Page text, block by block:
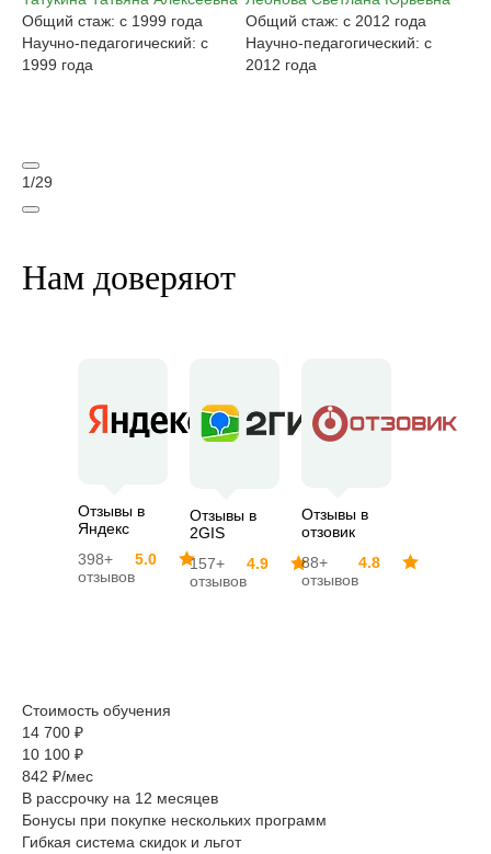
Общий стаж: с 1999 года
Научно-педагогический: с
1999 года
Общий стаж: с 2012 года
Научно-педагогический: с
2012 года
1/29
Нам доверяют
Отзывы в
Яндекс
398+
отзывов
5.0
Отзывы в
2GIS
157+
отзывов
4.9
Отзывы в
отзовик
88+
отзывов
4.8
Стоимость обучения
14 700 ₽
10 100 ₽
842 ₽/мес
В рассрочку на 12 месяцев
Бонусы при покупке нескольких программ
Гибкая система скидок и льгот